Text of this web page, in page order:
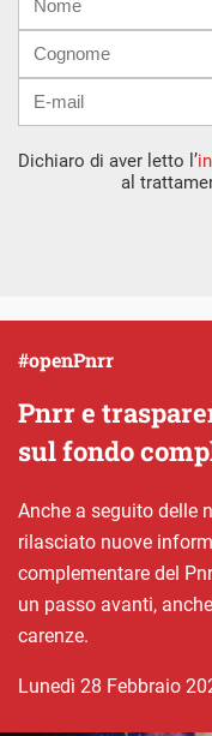
mail
Dichiaro di aver letto l’
al
Pnrr e
sul fondo
#openPnrr
Anche a seguito delle
rilasciato nuove
complementare del
un passo avanti,
carenze.
lunedì 28 Febbraio